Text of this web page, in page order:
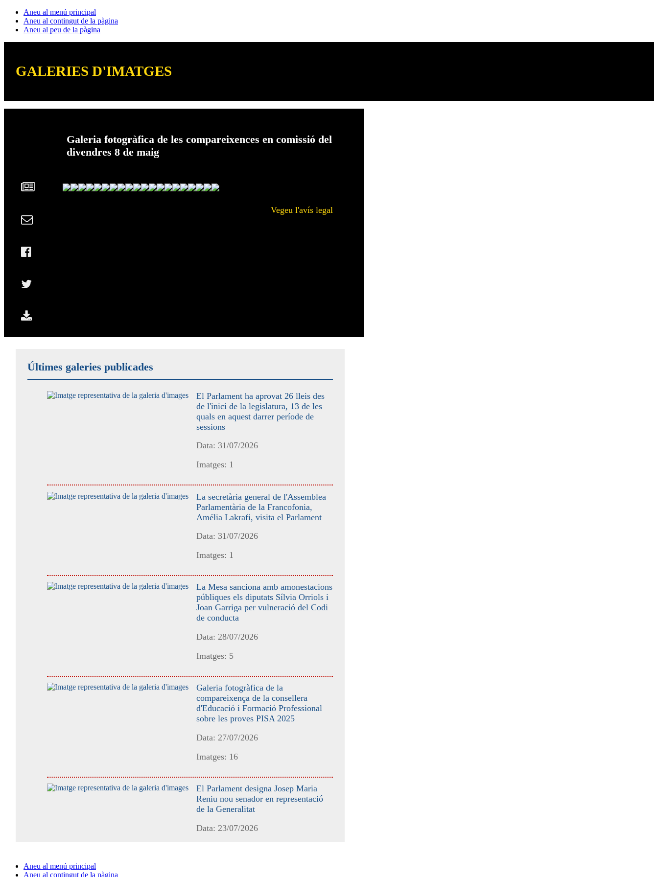
Aneu al menú principal
Aneu al contingut de la pàgina
Aneu al peu de la pàgina
GALERIES D'IMATGES
Galeria fotogràfica de les compareixences en comissió del
divendres 8 de maig
Vegeu l'avís legal
Últimes galeries publicades
El Parlament ha aprovat 26 lleis des
de l'inici de la legislatura, 13 de les
quals en aquest darrer període de
sessions
Data: 31/07/2026
Imatges: 1
La secretària general de l'Assemblea
Parlamentària de la Francofonia,
Amélia Lakrafi, visita el Parlament
Data: 31/07/2026
Imatges: 1
La Mesa sanciona amb amonestacions
públiques els diputats Sílvia Orriols i
Joan Garriga per vulneració del Codi
de conducta
Data: 28/07/2026
Imatges: 5
Galeria fotogràfica de la
compareixença de la consellera
d'Educació i Formació Professional
sobre les proves PISA 2025
Data: 27/07/2026
Imatges: 16
El Parlament designa Josep Maria
Reniu nou senador en representació
de la Generalitat
Data: 23/07/2026
Aneu al menú principal
Aneu al contingut de la pàgina